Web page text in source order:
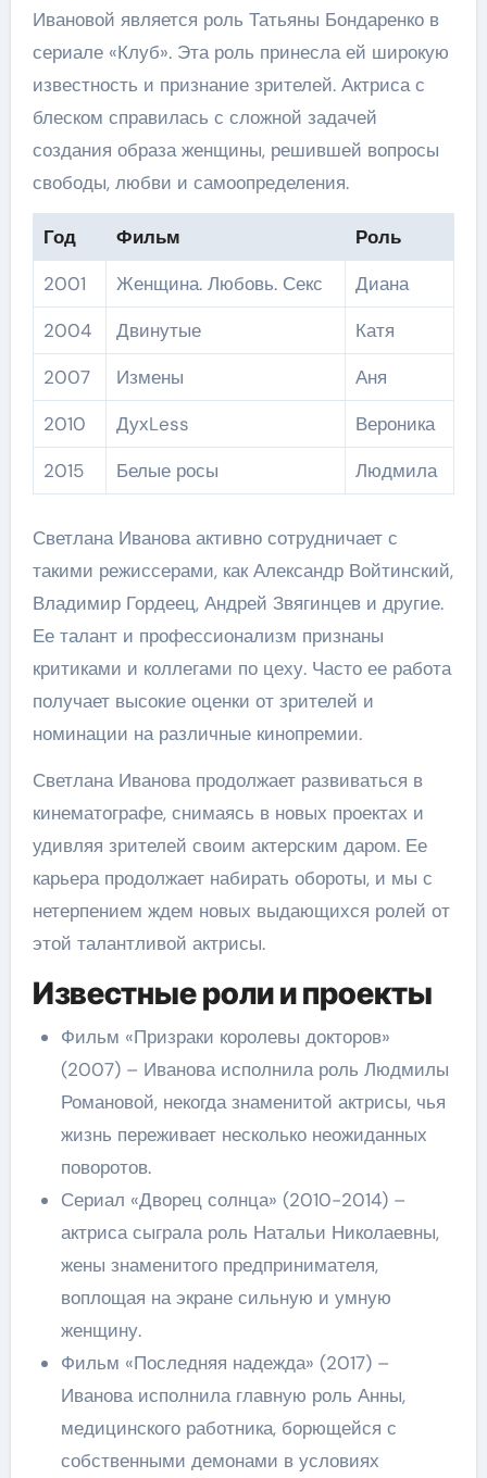
Ивановой является роль Татьяны Бондаренко в
сериале «Клуб». Эта роль принесла ей широкую
известность и признание зрителей. Актриса с
блеском справилась с сложной задачей
создания образа женщины, решившей вопросы
свободы, любви и самоопределения.
Год Фильм
Роль
2001
Женщина. Любовь. Секс
Диана
2004
Двинутые
Катя
2007
Измены
Аня
2010
ДухLess
Вероника
2015
Белые росы Людмила
Светлана Иванова активно сотрудничает с
такими режиссерами, как Александр Войтинский,
Владимир Гордеец, Андрей Звягинцев и другие.
Ее талант и профессионализм признаны
критиками и коллегами по цеху. Часто ее работа
получает высокие оценки от зрителей и
номинации на различные кинопремии.
Светлана Иванова продолжает развиваться в
кинематографе, снимаясь в новых проектах и
удивляя зрителей своим актерским даром. Ее
карьера продолжает набирать обороты, и мы с
нетерпением ждем новых выдающихся ролей от
этой талантливой актрисы.
Известные роли и проекты
Фильм «Призраки королевы докторов»
(2007) – Иванова исполнила роль Людмилы
Романовой, некогда знаменитой актрисы, чья
жизнь переживает несколько неожиданных
поворотов.
Сериал «Дворец солнца» (2010-2014) –
актриса сыграла роль Натальи Николаевны,
жены знаменитого предпринимателя,
воплощая на экране сильную и умную
женщину.
Фильм «Последняя надежда» (2017) –
Иванова исполнила главную роль Анны,
медицинского работника, борющейся с
собственными демонами в условиях